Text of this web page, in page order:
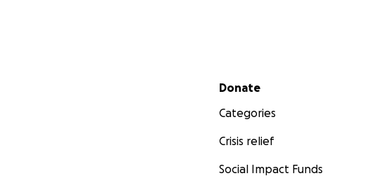
Secondary menu
Donate
Categories
Crisis relief
Social Impact Funds